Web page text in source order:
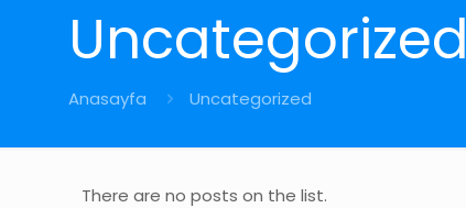
Uncategorized
Anasayfa Uncategorized
There are no posts on the list.